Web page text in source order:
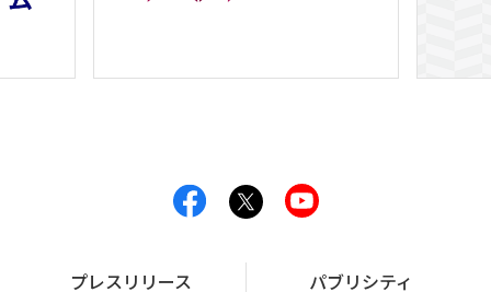
プレスリリース パブリシティ